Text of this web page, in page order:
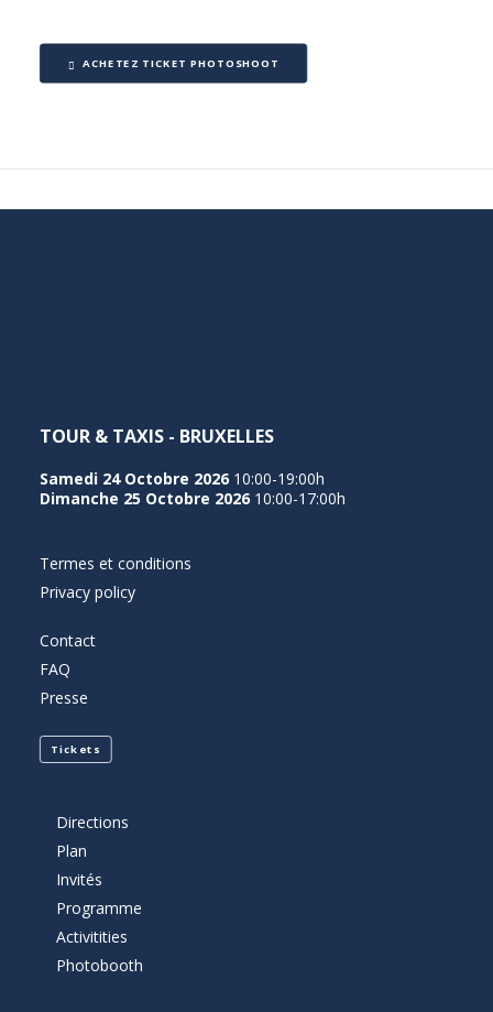
ACHETEZ TICKET PHOTOSHOOT
TOUR & TAXIS - BRUXELLES
Samedi 24 Octobre 2026 10:00-19:00h
Dimanche 25 Octobre 2026 10:00-17:00h
Termes et conditions
Privacy policy
Contact
FAQ
Presse
Tickets
Directions
Plan
Invités
Programme
Activitities
Photobooth